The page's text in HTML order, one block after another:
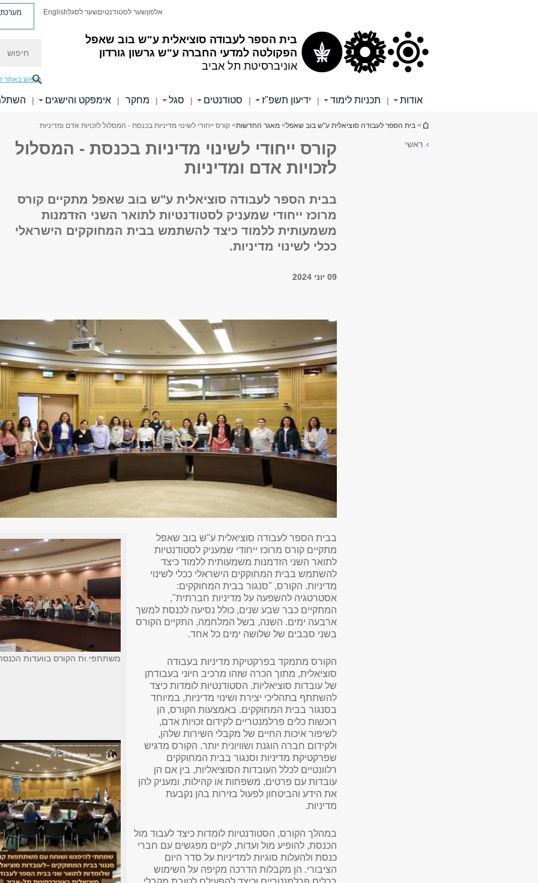
בית הספר לעבודה סוציאלית ע"ש בוב שאפל
הפקולטה למדעי החברה ע"ש גרשון גורדון
אוניברסיטת תל אביב
אלפוןשער לסטודנטיםשער לסגלEnglish מערכת
חיפוש באתר
אודות | תכניות לימוד | ידיעון תשפ"ז | סטודנטים | סגל | מחקר | אימפקט והישגים |
הינך נמצא כאן
> בית הספר לעבודה סוציאלית ע"ש בוב שאפל> מאגר החדשות> קורס ייחודי לשינוי מדיניות בכנסת - המסלול לזכויות אדם ומדיניות
ראשי
קורס ייחודי לשינוי מדיניות בכנסת - המסלול
לזכויות אדם ומדיניות
בבית הספר לעבודה סוציאלית ע"ש בוב שאפל מתקיים קורס
מרוכז ייחודי שמעניק לסטודנטיות לתואר השני הזדמנות
משמעותית ללמוד כיצד להשתמש בבית המחוקקים הישראלי
ככלי לשינוי מדיניות.
09 יוני 2024
משתתפי.ות הקורס בוועדות
בבית הספר לעבודה סוציאלית ע"ש בוב שאפל
מתקיים קורס מרוכז ייחודי שמעניק לסטודנטיות
לתואר השני הזדמנות משמעותית ללמוד כיצד
להשתמש בבית המחוקקים הישראלי ככלי לשינוי
מדיניות. הקורס, "סנגור בבית המחוקקים:
אסטרטגיה להשפעה על מדיניות חברתית",
המתקיים כבר שבע שנים, כולל נסיעה לכנסת למשך
ארבעה ימים. השנה, בשל המלחמה, התקיים הקורס
בשני סבבים של שלושה ימים כל אחד.
הקורס מתמקד בפרקטיקת מדיניות בעבודה
סוציאלית, מתוך הכרה שזהו מרכיב חיוני בעבודתן
של עובדות סוציאליות. הסטודנטיות לומדות כיצד
להשתתף בתהליכי יצירת ושינוי מדיניות, במיוחד
בסנגור בבית המחוקקים. באמצעות הקורס, הן
רוכשות כלים פרלמנטריים לקידום זכויות אדם,
לשיפור איכות החיים של מקבלי השירות שלהן,
ולקידום חברה הוגנת ושוויונית יותר. הקורס מדגיש
שפרקטיקת מדיניות וסנגור בבית המחוקקים
רלוונטיים לכלל העובדות הסוציאליות, בין אם הן
עובדות עם פרטים, משפחות או קהילות, ומעניק להן
את הידע והביטחון לפעול בזירות בהן נקבעת
מדיניות.
במהלך הקורס, הסטודנטיות לומדות כיצד לעבוד מול
הכנסת, להופיע מול ועדות, לקיים מפגשים עם חברי
כנסת ולהעלות סוגיות למדיניות על סדר היום
הציבורי. הן מקבלות הדרכה מקיפה על השימוש